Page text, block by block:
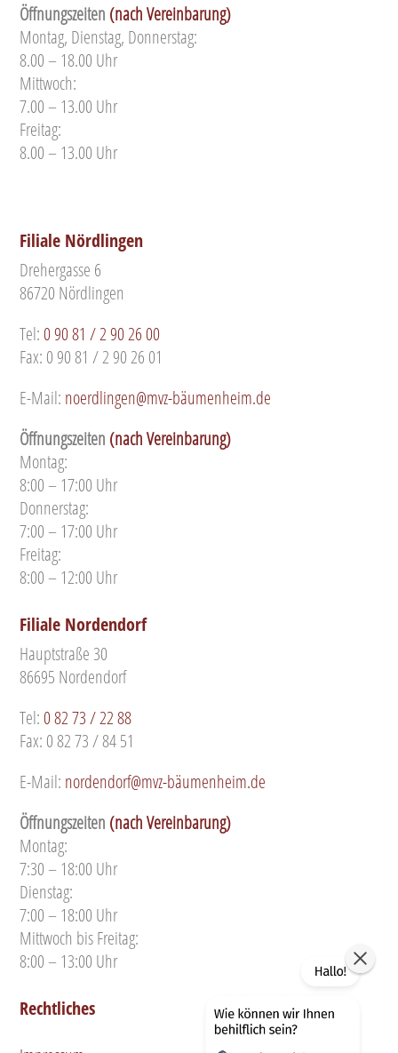
Öffnungszeiten (nach Vereinbarung)
Montag, Dienstag, Donnerstag:
8.00 – 18.00 Uhr
Mittwoch:
7.00 – 13.00 Uhr
Freitag:
8.00 – 13.00 Uhr
Filiale Nördlingen
Drehergasse 6
86720 Nördlingen
Tel:0 90 81 / 2 90 26 00
Fax: 0 90 81 / 2 90 26 01
E-Mail: noerdlingen@mvz-bäumenheim.de
Öffnungszeiten (nach Vereinbarung)
Montag:
8:00 – 17:00 Uhr
Donnerstag:
7:00 – 17:00 Uhr
Freitag:
8:00 – 12:00 Uhr
Filiale Nordendorf
Hauptstraße 30
86695 Nordendorf
Tel:0 82 73 / 22 88
Fax: 0 82 73 / 84 51
E-Mail: nordendorf@mvz-bäumenheim.de
Öffnungszeiten (nach Vereinbarung)
Montag:
7:30 – 18:00 Uhr
Dienstag:
7:00 – 18:00 Uhr
Mittwoch bis Freitag:
8:00 – 13:00 Uhr
Rechtliches